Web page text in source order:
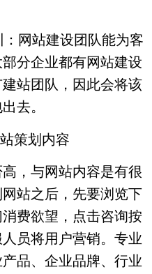
网站建设团队能为客
分企业都有网站建设
站团队，因此会将该
去。
策划内容
，与网站内容是有很
站之后，先要浏览下
费欲望，点击咨询按
员将用户营销。专业
品、企业品牌、行业